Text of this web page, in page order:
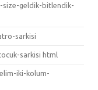
geldik-bitlendik-
sarkisi
sarkisi html
iki-kolum-